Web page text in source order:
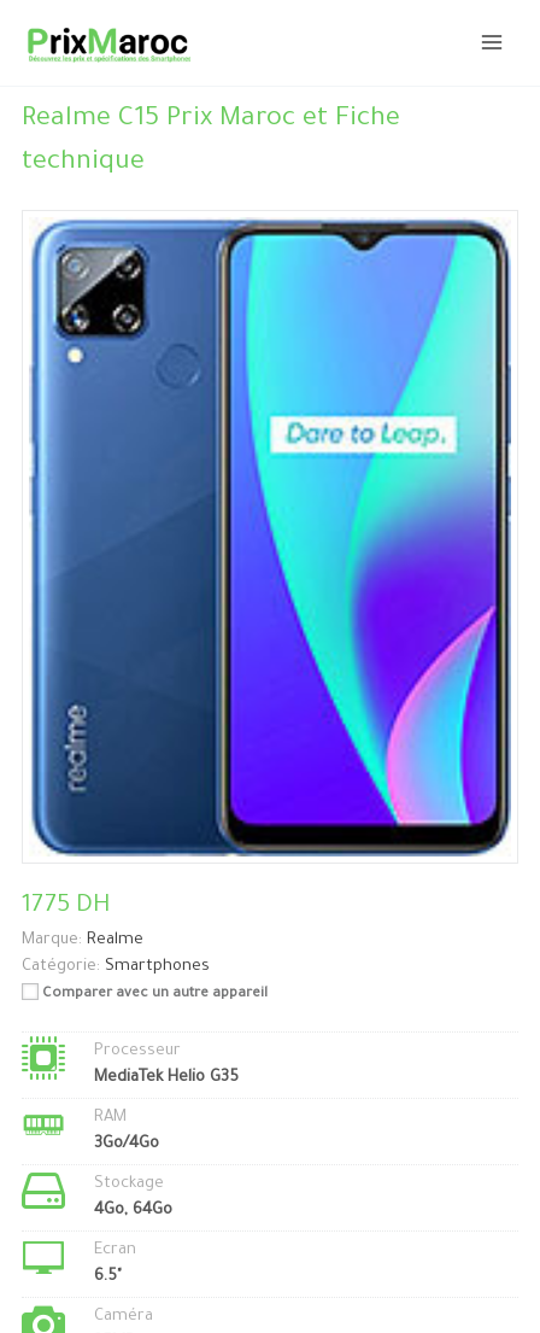
Realme C15 Prix Maroc et Fiche
technique
1775 DH
Marque: Realme
Catégorie: Smartphones
Comparer avec un autre appareil
Processeur
MediaTek Helio G35
RAM
3Go/4Go
Stockage
4Go, 64Go
Ecran
6.5"
Caméra